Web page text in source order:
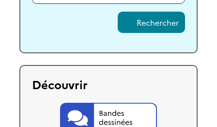
Rechercher
Découvrir